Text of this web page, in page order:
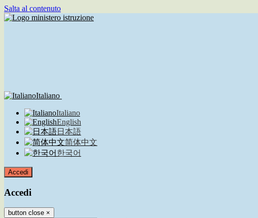
Salta al contenuto
Italiano
Italiano
English
日本語
简体中文
한국어
Accedi
Accedi
button close ×